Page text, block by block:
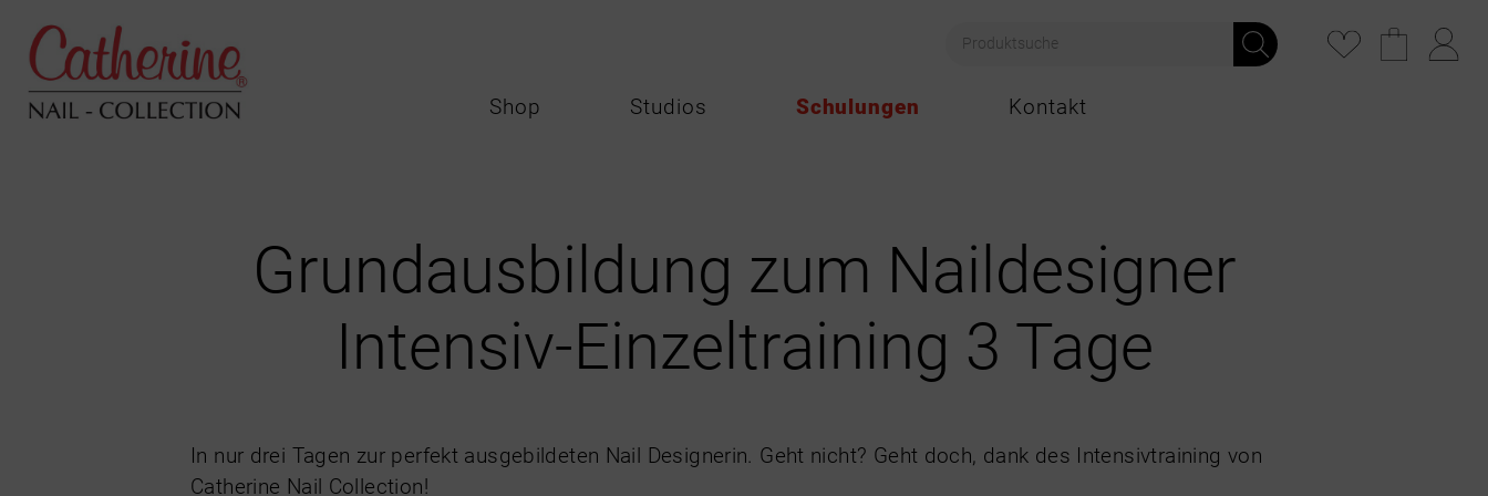
Shop Studios Schulungen Kontakt
Grundausbildung zum Naildesigner
Intensiv-Einzeltraining 3 Tage
In nur drei Tagen zur perfekt ausgebildeten Nail Designerin. Geht nicht? Geht doch, dank des Intensivtraining von
Catherine Nail Collection!